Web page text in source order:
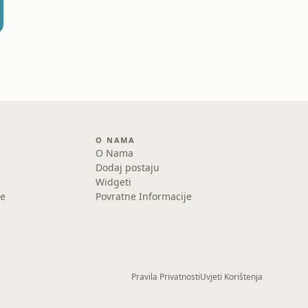
O NAMA
O Nama
Dodaj postaju
Widgeti
Povratne Informacije
Pravila PrivatnostiUvjeti Korištenja